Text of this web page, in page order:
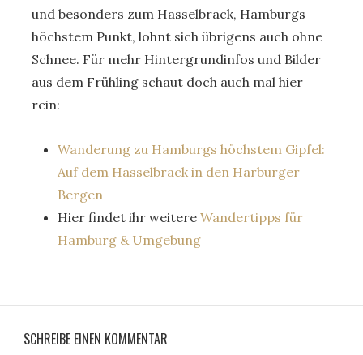
und besonders zum Hasselbrack, Hamburgs
höchstem Punkt, lohnt sich übrigens auch ohne
Schnee. Für mehr Hintergrundinfos und Bilder
aus dem Frühling schaut doch auch mal hier
rein:
Wanderung zu Hamburgs höchstem Gipfel:
Auf dem Hasselbrack in den Harburger
Bergen
Hier findet ihr weitereWandertipps für
Hamburg & Umgebung
SCHREIBE EINEN KOMMENTAR